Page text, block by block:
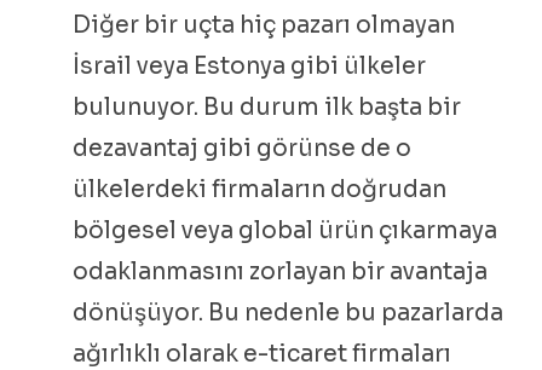
Diğer bir uçta hiç pazarı olmayan
İsrail veya Estonya gibi ülkeler
bulunuyor. Bu durum ilk başta bir
dezavantaj gibi görünse de o
ülkelerdeki firmaların doğrudan
bölgesel veya global ürün çıkarmaya
odaklanmasını zorlayan bir avantaja
dönüşüyor. Bu nedenle bu pazarlarda
ağırlıklı olarak e-ticaret firmaları